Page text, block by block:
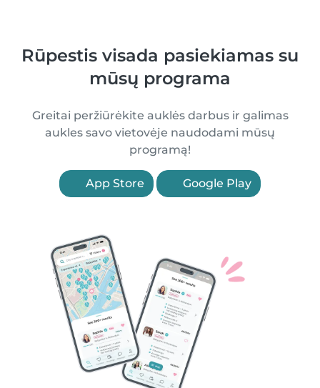
Rūpestis visada pasiekiamas su
mūsų programa
Greitai peržiūrėkite auklės darbus ir galimas
aukles savo vietovėje naudodami mūsų
programą!
App Store Google Play